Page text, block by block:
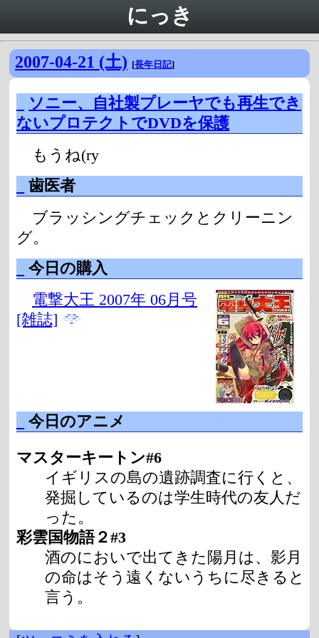
にっき
2007-04-21 (土) [長年日記]
ソニー、自社製プレーヤでも再生でき
ないプロテクトでDVDを保護
もうね(ry
歯医者
ブラッシングチェックとクリーニン
グ。
今日の購入
電撃大王 2007年 06月号
[雑誌]
今日のアニメ
マスターキートン#6
イギリスの島の遺跡調査に行くと、
発掘しているのは学生時代の友人だ
った。
彩雲国物語２#3
酒のにおいで出てきた陽月は、影月
の命はそう遠くないうちに尽きると
言う。